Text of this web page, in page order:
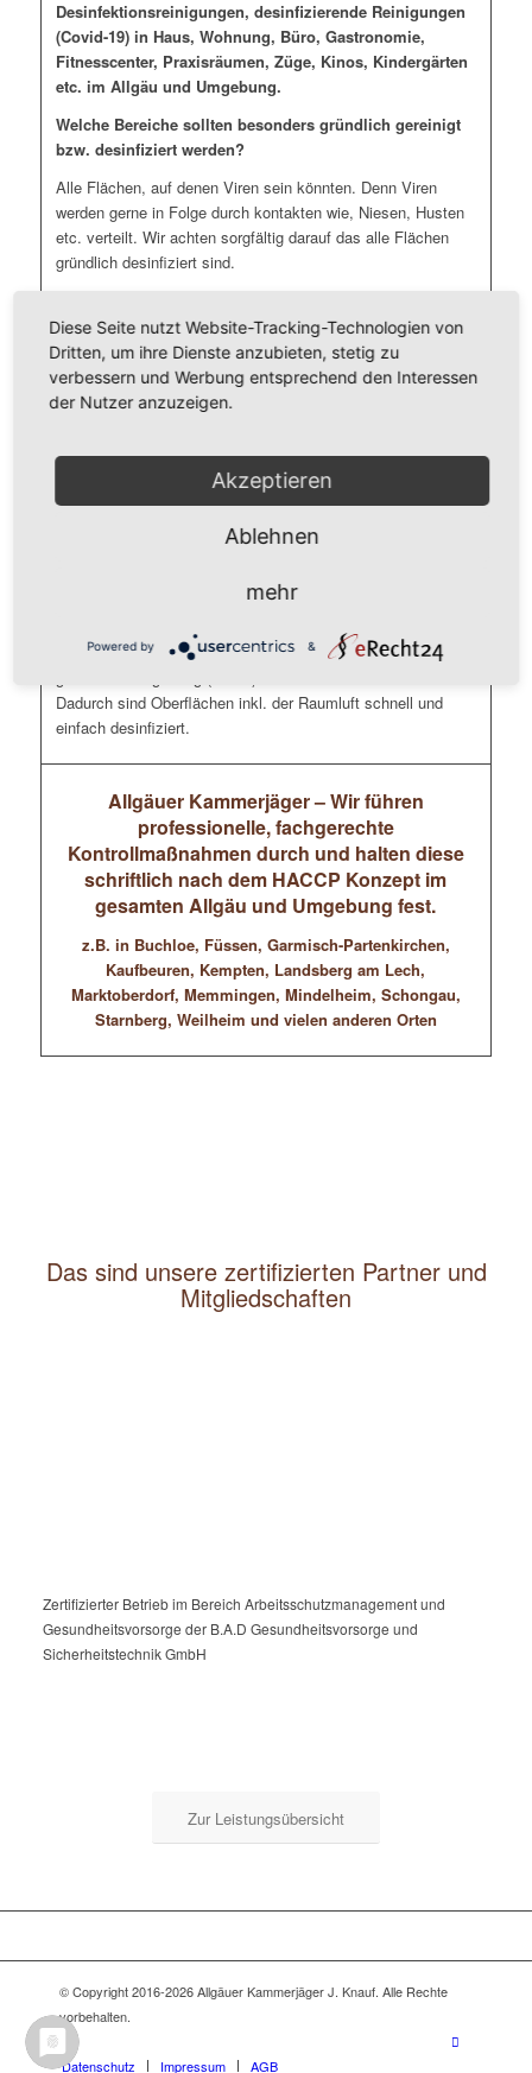
Desinfektionsreinigungen, desinfizierende Reinigungen
(Covid-19) in Haus, Wohnung, Büro, Gastronomie,
Fitnesscenter, Praxisräumen, Züge, Kinos, Kindergärten
etc. im Allgäu und Umgebung.
Welche Bereiche sollten besonders gründlich gereinigt
bzw. desinfiziert werden?
Alle Flächen, auf denen Viren sein könnten. Denn Viren
werden gerne in Folge durch kontakten wie, Niesen, Husten
etc. verteilt. Wir achten sorgfältig darauf das alle Flächen
gründlich desinfiziert sind.
Wir empfehlen folgende Maßnahmen:
Türklinken, Türgriffe, Fenstergriffe, Handläufe und Treppen
Sanitärbereiche (Toilettendeckel und Spühlknöpfe) und
Lichtschalter und Heizungsthermostate
Tastaturen, Mäuse, Schreibtische, Telefone, Schränke
Kaltverneblung im Mikrotröpfchen-Bereich (Nebel) durch, die
die Gefahr einer Ansteckung deutlich reduziert. Dafür
verwenden wir geeignete Desinfektionsmittel die sich in der
Dadurch sind Oberflächen inkl. der Raumluft schnell und
einfach desinfiziert.
Allgäuer Kammerjäger – Wir führen
professionelle, fachgerechte
Kontrollmaßnahmen durch und halten diese
schriftlich nach dem HACCP Konzept im
gesamten Allgäu und Umgebung fest.
z.B. in Buchloe, Füssen, Garmisch-Partenkirchen,
Kaufbeuren, Kempten, Landsberg am Lech,
Marktoberdorf, Memmingen, Mindelheim, Schongau,
Starnberg, Weilheim und vielen anderen Orten
Das sind unsere zertifizierten Partner und
Mitgliedschaften
Zertifizierter Betrieb im Bereich Arbeitsschutzmanagement und
Gesundheitsvorsorge der B.A.D Gesundheitsvorsorge und
Sicherheitstechnik GmbH
Zur Leistungsübersicht
© Copyright 2016-2026 Allgäuer Kammerjäger J. Knauf. Alle Rechte
vorbehalten.
Datenschutz Impressum AGB
Diese Seite nutzt Website-Tracking-Technologien von
Dritten, um ihre Dienste anzubieten, stetig zu
verbessern und Werbung entsprechend den Interessen
der Nutzer anzuzeigen.
Akzeptieren
Ablehnen
mehr
Powered by &